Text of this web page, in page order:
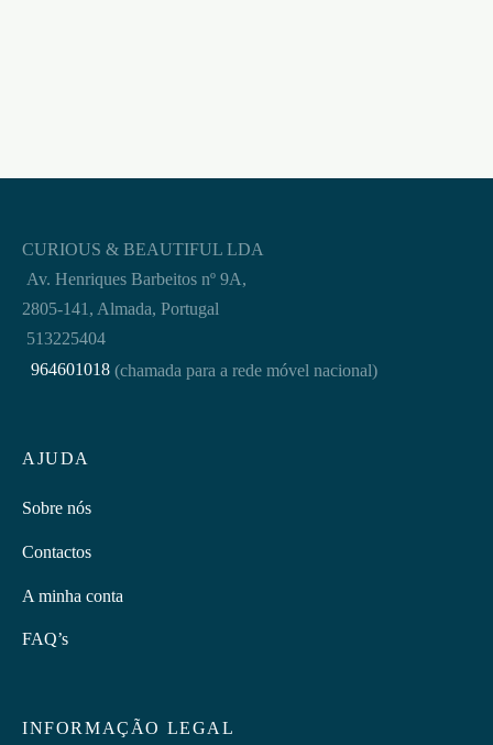
AJUDA
Sobre nós
Contactos
A minha conta
FAQ’s
INFORMAÇÃO LEGAL
CURIOUS & BEAUTIFUL LDA
Av. Henriques Barbeitos nº 9A,
2805-141, Almada, Portugal
513225404
964601018 (chamada para a rede móvel nacional)